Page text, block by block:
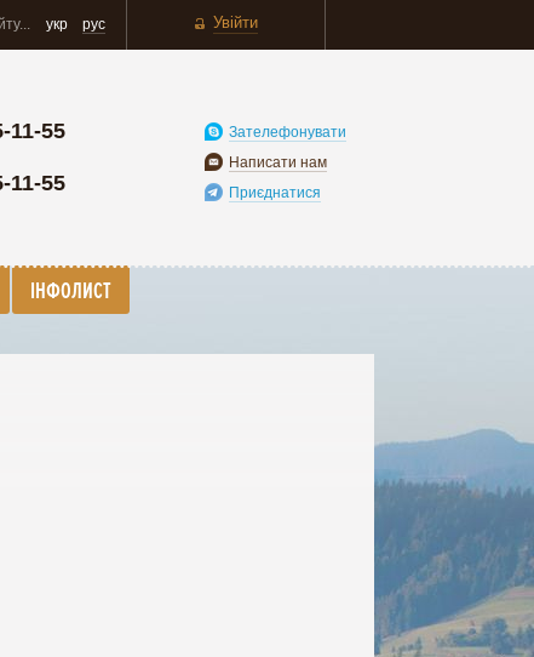
Увійти
укр рус
11-55
11-55
Зателефонувати
Написати нам
Приєднатися
ІНФОЛИСТ